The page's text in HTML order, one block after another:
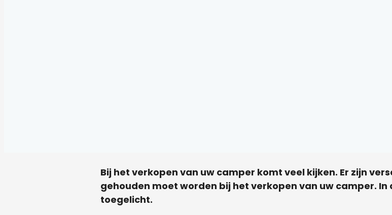
Bij het verkopen van uw camper komt veel kijken. Er zijn
gehouden moet worden bij het verkopen van uw camper.
toegelicht.